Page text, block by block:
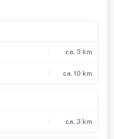
ca. 3 km
ca. 10 km
ca. 3 km